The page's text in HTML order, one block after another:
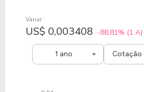
1 ano
Vanar
US$ 0,003408 -88,81% (1 A)
Cotação